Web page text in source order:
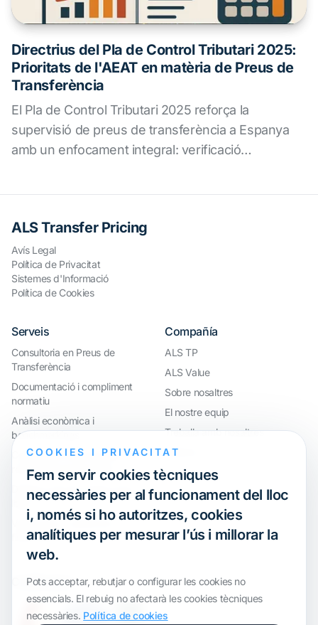
Directrius del Pla de Control Tributari 2025:
Prioritats de l'AEAT en matèria de Preus de
Transferència
El Pla de Control Tributari 2025 reforça la
supervisió de preus de transferència a Espanya
amb un enfocament integral: verificació
garantir el compliment normatiu amb seguretat
jurídica.
ALS Transfer Pricing
Avís Legal
Política de Privacitat
Sistemes d'Informació
Política de Cookies
Serveis
Consultoria en Preus de
Transferència
Documentació i compliment
normatiu
Anàlisi econòmica i
benchmarkings
Compliment internacional i
reorganització de grups
Defensa davant inspeccions i
litigis
Valoracions i operacions
financeres
Compañía
ALS TP
ALS Value
Sobre nosaltres
El nostre equip
Treballa amb nosaltres
Webinar
Certification
COOKIES I PRIVACITAT
Fem servir cookies tècniques
necessàries per al funcionament del lloc
i, només si ho autoritzes, cookies
analítiques per mesurar l’ús i millorar la
web.
Pots acceptar, rebutjar o configurar les cookies no
essencials. El rebuig no afectarà les cookies tècniques
necessàries. Política de cookies